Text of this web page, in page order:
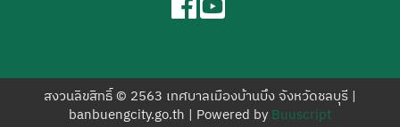
สงวนลิขสิทธิ์ © 2563 เทศบาลเมืองบ้านบึง จังหวัดชลบุรี |
banbuengcity.go.th | Powered by Buuscript